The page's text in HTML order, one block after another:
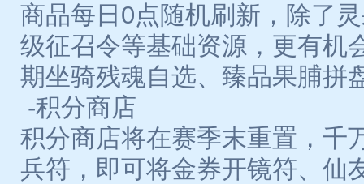
商品每日0点随机刷新，除了
级征召令等基础资源，更有机
期坐骑残魂自选、臻品果脯拼
-积分商店
积分商店将在赛季末重置，千
兵符，即可将金券开镜符、仙